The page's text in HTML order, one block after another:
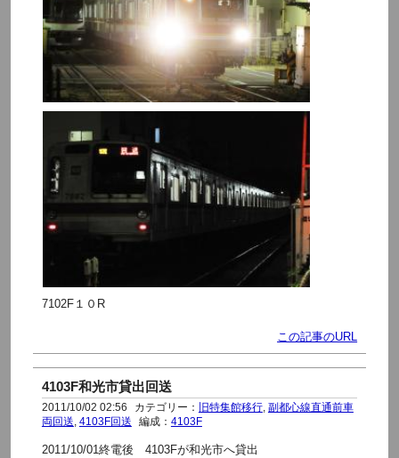
7102F１０R
この記事のURL
4103F和光市貸出回送
2011/10/02 02:56 カテゴリー： 旧特集館移行, 副都心線直通前車
両回送 4103F回送 編成： 4103F
2011/10/01終電後 4103Fが和光市へ貸出